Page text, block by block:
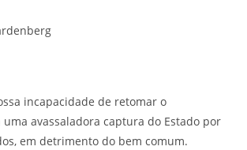
incapacidade de retomar o
avassaladora captura do Estado por
em detrimento do bem comum.